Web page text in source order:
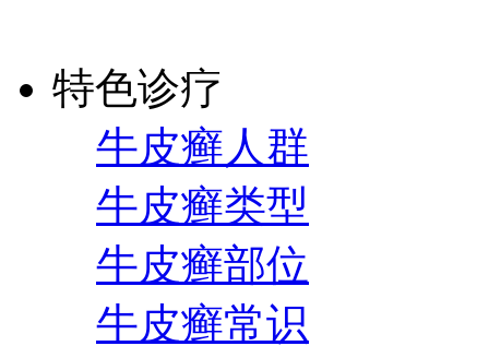
特色诊疗
牛皮癣人群
牛皮癣类型
牛皮癣部位
牛皮癣常识